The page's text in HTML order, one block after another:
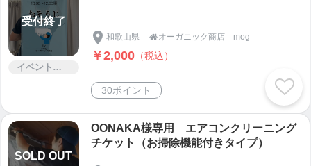
受付終了
イベント・セミナー・交流会
和歌山県 オーガニック商店 mog
￥2,000 （税込）
30ポイント
SOLD OUT
OONAKA様専用 エアコンクリーニング
チケット（お掃除機能付きタイプ）